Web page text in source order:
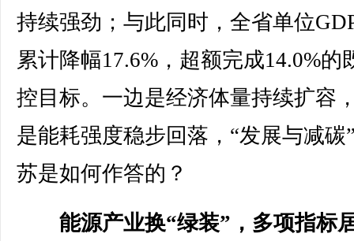
持续强劲；与此同时，全省单位
累计降幅17.6%，超额完成14.0%的
控目标。一边是经济体量持续扩容
是能耗强度稳步回落，“发展与减碳
苏是如何作答的？
能源产业换“绿装”，多项指标